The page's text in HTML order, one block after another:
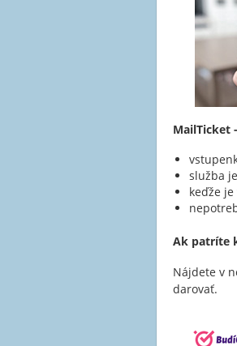
MailTicket
služba
keďže
Ak patríte
Nájdete v
darovať.